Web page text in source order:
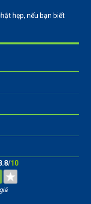
hẹp, nếu bạn biết
/10